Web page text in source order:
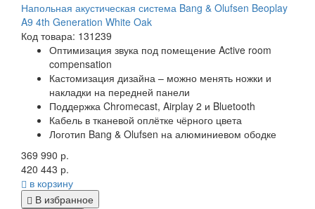
Напольная акустическая система Bang & Olufsen Beoplay
A9 4th Generation White Oak
Код товара: 131239
Оптимизация звука под помещение Active room
compensation
Кастомизация дизайна – можно менять ножки и
накладки на передней панели
Поддержка Chromecast, Airplay 2 и Bluetooth
Кабель в тканевой оплётке чёрного цвета
Логотип Bang & Olufsen на алюминиевом ободке
369 990 р.
420 443 р.
в корзину
В избранное